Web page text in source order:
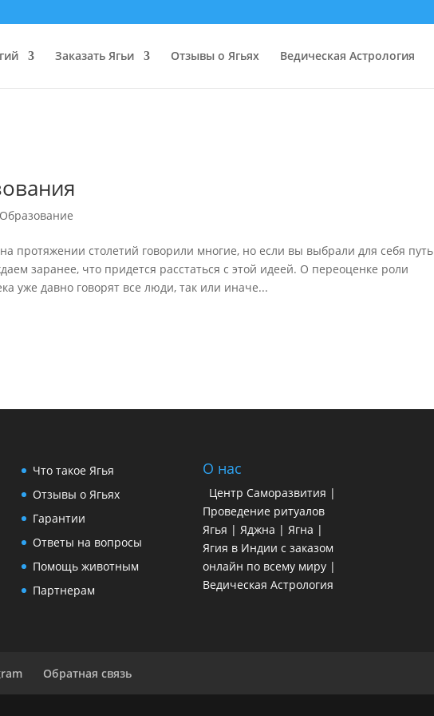
Заказать Ягьи Отзывы о Ягьях Ведическая Астрология
Образование
протяжении столетий говорили многие, но если вы выбрали для себя путь
заранее, что придется расстаться с этой идеей. О переоценке роли
уже давно говорят все люди, так или иначе...
Что такое Ягья
Отзывы о Ягьях
Гарантии
Ответы на вопросы
Помощь животным
Партнерам
О нас
Центр Саморазвития |
Проведение ритуалов
Ягья | Яджна | Ягна |
Ягия в Индии с заказом
онлайн по всему миру |
Ведическая Астрология
Обратная связь